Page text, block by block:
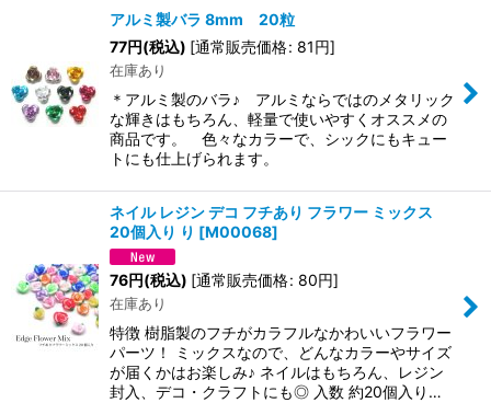
アルミ製バラ 8mm 20粒
77円(税込) [通常販売価格: 81円]
在庫あり
＊アルミ製のバラ♪ アルミならではのメタリック
な輝きはもちろん、軽量で使いやすくオススメの
商品です。 色々なカラーで、シックにもキュー
トにも仕上げられます。
ネイル レジン デコ フチあり フラワー ミックス
20個入り り [M00068]
76円(税込) [通常販売価格: 80円]
在庫あり
特徴 樹脂製のフチがカラフルなかわいいフラワー
パーツ！ ミックスなので、どんなカラーやサイズ
が届くかはお楽しみ♪ ネイルはもちろん、レジン
封入、デコ・クラフトにも◎ 入数 約20個入り…